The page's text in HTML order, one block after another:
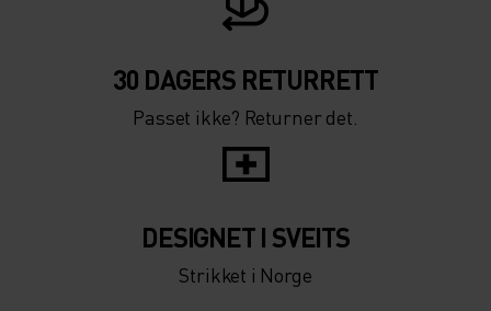
30 DAGERS RETURRETT
Passet ikke? Returner det.
DESIGNET I SVEITS
Strikket i Norge